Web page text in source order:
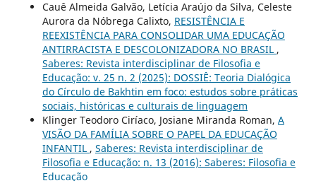
Cauê Almeida Galvão, Letícia Araújo da Silva, Celeste
Aurora da Nóbrega Calixto, RESISTÊNCIA E
REEXISTÊNCIA PARA CONSOLIDAR UMA EDUCAÇÃO
ANTIRRACISTA E DESCOLONIZADORA NO BRASIL ,
Saberes: Revista interdisciplinar de Filosofia e
Educação: v. 25 n. 2 (2025): DOSSIÊ: Teoria Dialógica
do Círculo de Bakhtin em foco: estudos sobre práticas
sociais, históricas e culturais de linguagem
Klinger Teodoro Ciríaco, Josiane Miranda Roman, A
VISÃO DA FAMÍLIA SOBRE O PAPEL DA EDUCAÇÃO
INFANTIL , Saberes: Revista interdisciplinar de
Filosofia e Educação: n. 13 (2016): Saberes: Filosofia e
Educação